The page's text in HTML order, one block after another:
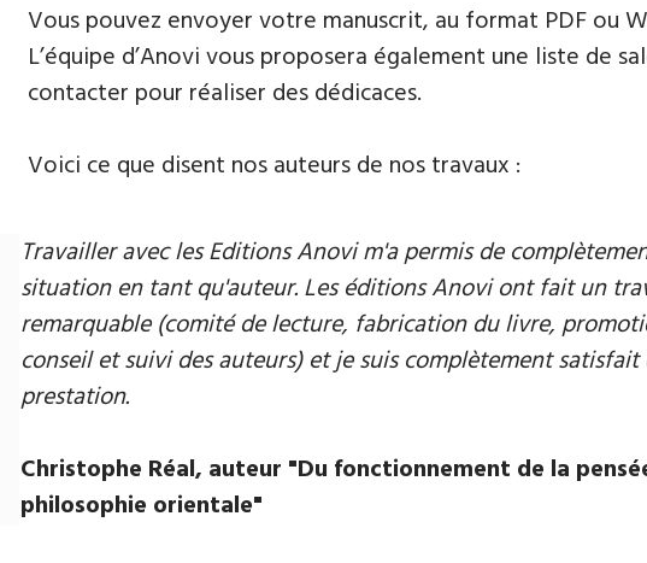
Vous pouvez envoyer votre manuscrit, au format PDF ou
L’équipe d’Anovi vous proposera également une liste
contacter pour réaliser des dédicaces.
Voici ce que disent nos auteurs de nos travaux :
Travailler avec les Editions Anovi m'a permis de
situation en tant qu'auteur. Les éditions Anovi ont fait un
remarquable (comité de lecture, fabrication du livre,
conseil et suivi des auteurs) et je suis complètement
prestation.
Christophe Réal, auteur ​"Du fonctionnement de la
philosophie orientale"